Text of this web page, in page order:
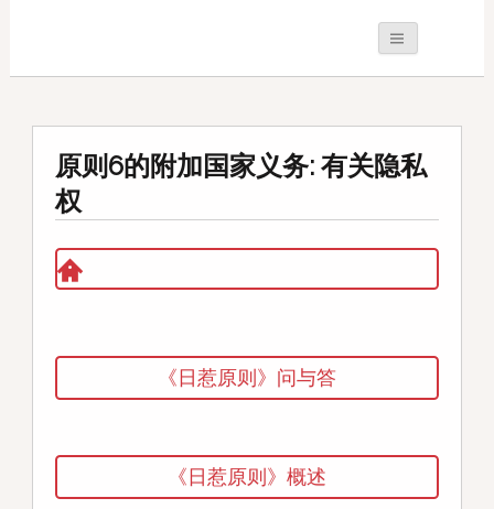
原则6的附加国家义务: 有关隐私
权
《日惹原则》问与答
《日惹原则》概述